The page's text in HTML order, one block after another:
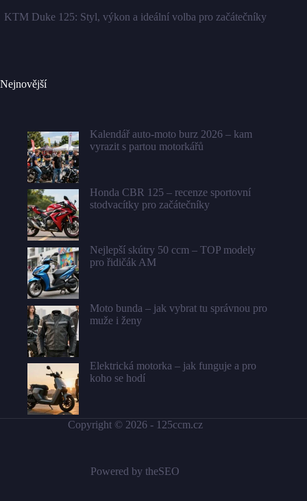
KTM Duke 125: Styl, výkon a ideální volba pro začátečníky
Nejnovější
Kalendář auto-moto burz 2026 – kam
vyrazit s partou motorkářů
Honda CBR 125 – recenze sportovní
stodvacítky pro začátečníky
Nejlepší skútry 50 ccm – TOP modely
pro řidičák AM
Moto bunda – jak vybrat tu správnou pro
muže i ženy
Elektrická motorka – jak funguje a pro
koho se hodí
Copyright © 2026 - 125ccm.cz
Powered bytheSEO